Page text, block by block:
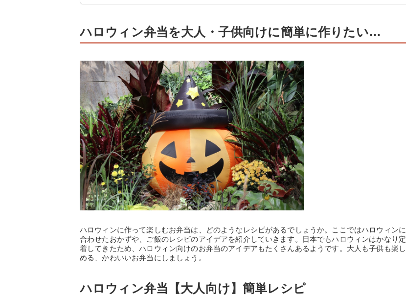
ハロウィン弁当を大人・子供向けに簡単に作りたい…
ハロウィンに作って楽しむお弁当は、どのようなレシピがあるでしょうか。ここではハロウィンに
合わせたおかずや、ご飯のレシピのアイデアを紹介していきます。日本でもハロウィンはかなり定
着してきたため、ハロウィン向けのお弁当のアイデアもたくさんあるようです。大人も子供も楽し
める、かわいいお弁当にしましょう。
ハロウィン弁当【大人向け】簡単レシピ